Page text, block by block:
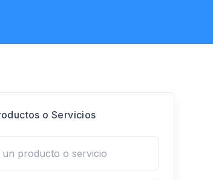
o Servicios